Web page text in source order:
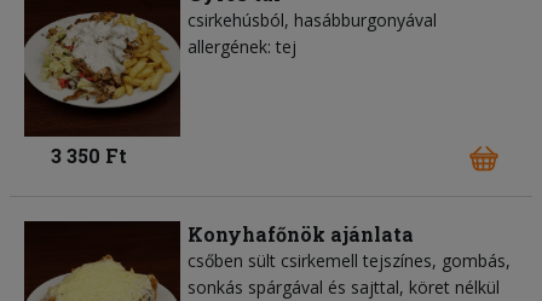
csirkehúsból, hasábburgonyával
allergének: tej
3 350 Ft
Konyhafőnök ajánlata
csőben sült csirkemell tejszínes, gombás,
sonkás spárgával és sajttal, köret nélkül